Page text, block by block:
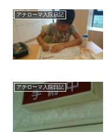
アテローマ入院日記
アテローマ入院日記